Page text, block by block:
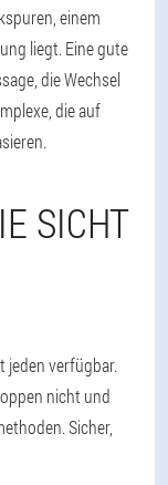
einem
liegt. Eine gute
die Wechsel
die auf
SICHT
jeden verfügbar.
nicht und
Sicher,